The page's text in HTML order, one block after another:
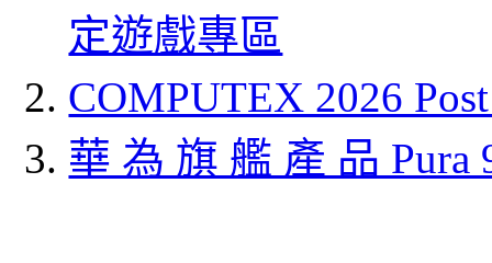
定遊戲專區
COMPUTEX 2026
華 為 旗 艦 產 品 Pura